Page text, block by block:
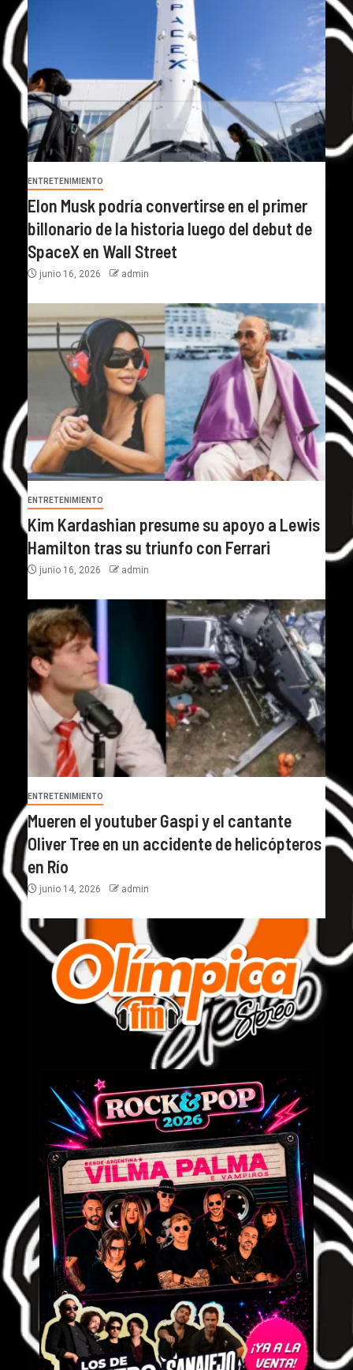
ENTRETENIMIENTO
Elon Musk podría convertirse en el primer
billonario de la historia luego del debut de
SpaceX en Wall Street
junio 16, 2026 admin
ENTRETENIMIENTO
Kim Kardashian presume su apoyo a Lewis
Hamilton tras su triunfo con Ferrari
junio 16, 2026 admin
ENTRETENIMIENTO
Mueren el youtuber Gaspi y el cantante
Oliver Tree en un accidente de helicópteros
en Río
junio 14, 2026 admin